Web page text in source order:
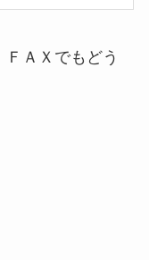
ＡＸでもどう